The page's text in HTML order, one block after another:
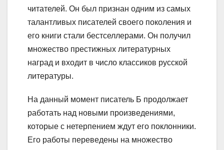
читателей. Он был признан одним из самых
талантливых писателей своего поколения и
его книги стали бестселлерами. Он получил
множество престижных литературных
наград и входит в число классиков русской
литературы.
На данный момент писатель Б продолжает
работать над новыми произведениями,
которые с нетерпением ждут его поклонники.
Его работы переведены на множество